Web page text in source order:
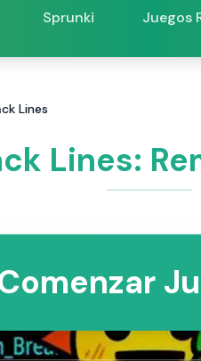
Sprunki
Juegos
Lines
Lines: